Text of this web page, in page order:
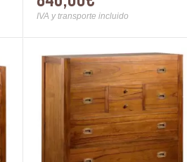
IVA y transporte incluido